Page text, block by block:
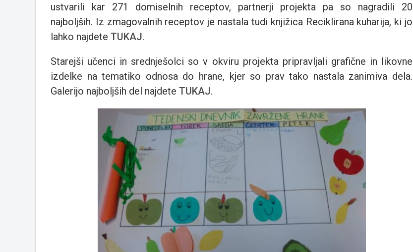
ustvarili kar 271 domiselnih receptov, partnerji projekta pa so nagradili 20
najboljših. Iz zmagovalnih receptov je nastala tudi knjižica Reciklirana kuharija, ki jo
lahko najdete TUKAJ.
Starejši učenci in srednješolci so v okviru projekta pripravljali grafične in likovne
izdelke na tematiko odnosa do hrane, kjer so prav tako nastala zanimiva dela.
Galerijo najboljših del najdete TUKAJ.